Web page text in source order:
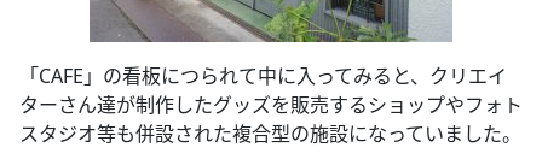
「CAFE」の看板につられて中に入ってみると、クリエイ
ターさん達が制作したグッズを販売するショップやフォト
スタジオ等も併設された複合型の施設になっていました。